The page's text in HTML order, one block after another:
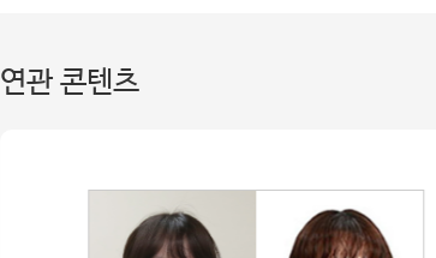
연관 콘텐츠